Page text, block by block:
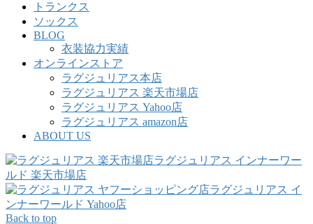
トランクス
ソックス
BLOG
衣装協力実績
オンラインストア
ラグジュリアス本店
ラグジュリアス 楽天市場店
ラグジュリアス Yahoo店
ラグジュリアス amazon店
ABOUT US
ラグジュリアス インナーワー
ルド 楽天市場店
ラグジュリアス イ
ンナーワールド Yahoo店
Back to top